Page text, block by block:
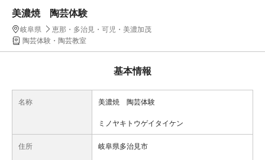
美濃焼 陶芸体験
岐阜県
恵那・多治見・可児・美濃加茂
陶芸体験・陶芸教室
基本情報
名称 美濃焼 陶芸体験
ミノヤキトウゲイタイケン
住所 岐阜県多治見市